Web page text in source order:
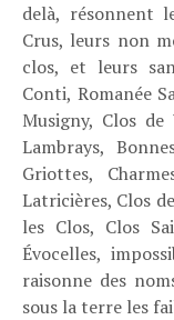
delà, résonnent
Crus, leurs non
clos, et leurs
Conti, Romanée
Musigny, Clos
Lambrays,
Griottes,
Latricières, Clos
les Clos, Clos
Évocelles,
raisonne des
sous la terre les